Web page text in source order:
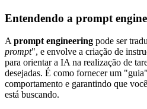
Entendendo a prompt
Aprompt engineering pode ser
prompt", e envolve a criação de
para orientar a IA na realização de
desejadas. É como fornecer um
comportamento e garantindo que
está buscando.